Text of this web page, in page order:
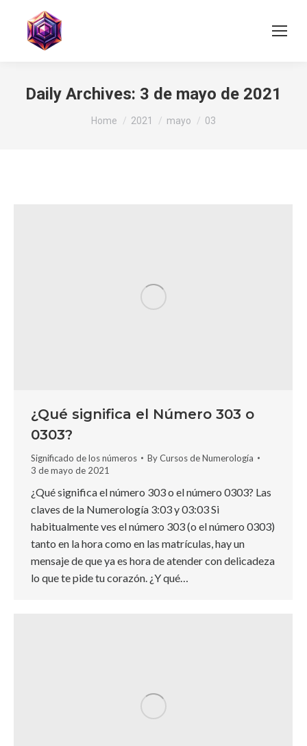
Daily Archives: 3 de mayo de 2021
You are here:
Home 2021 mayo 03
¿Qué significa el Número 303 o
0303?
Significado de los números ByCursos de Numerología
3 de mayo de 2021
¿Qué significa el número 303 o el número 0303? Las
claves de la Numerología 3:03 y 03:03 Si
habitualmente ves el número 303 (o el número 0303)
tanto en la hora como en las matrículas, hay un
mensaje de que ya es hora de atender con delicadeza
lo que te pide tu corazón. ¿Y qué…